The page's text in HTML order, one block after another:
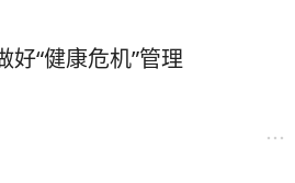
好“健康危机”管理